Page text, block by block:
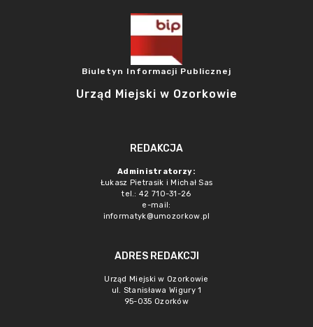
Biuletyn Informacji Publicznej
Urząd Miejski w Ozorkowie
REDAKCJA
Administratorzy:
Łukasz Pietrasik i Michał Sas
tel.: 42 710-31-26
e-mail:
informatyk@umozorkow.pl
ADRES REDAKCJI
Urząd Miejski w Ozorkowie
ul. Stanisława Wigury 1
95-035 Ozorków